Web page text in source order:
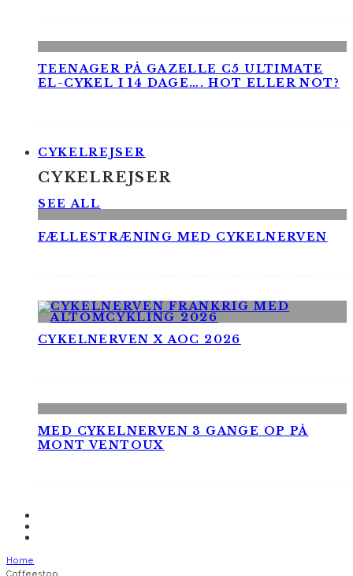
TEENAGER PÅ GAZELLE C5 ULTIMATE
EL-CYKEL I 14 DAGE…. HOT ELLER NOT?
CYKELREJSER
CYKELREJSER
SEE ALL
FÆLLESTRÆNING MED CYKELNERVEN
CYKELNERVEN X AOC 2026
MED CYKELNERVEN 3 GANGE OP PÅ
MONT VENTOUX
Home
Coffeestop